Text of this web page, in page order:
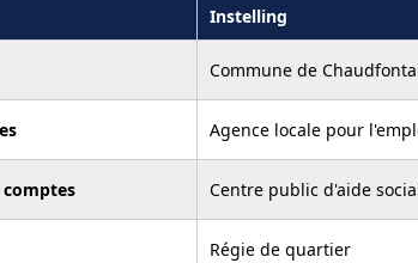
Instelling
Commune de
Agence locale pour
comptes Centre public d'aide
Régie de quartier